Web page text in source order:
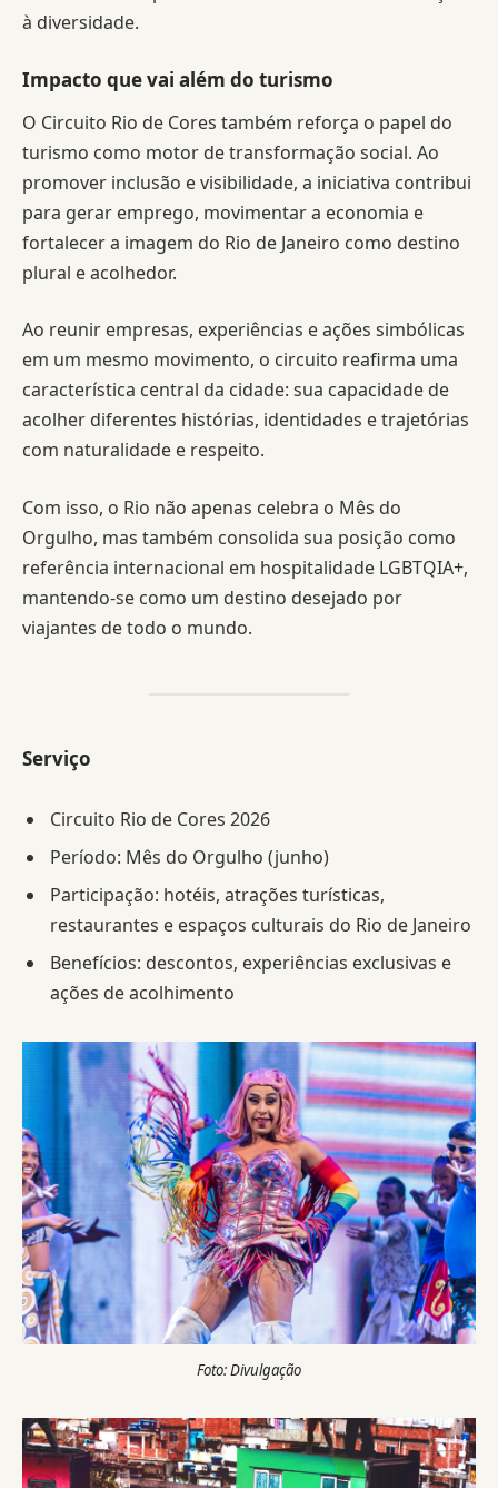
à diversidade.
Impacto que vai além do turismo
O Circuito Rio de Cores também reforça o papel do
turismo como motor de transformação social. Ao
promover inclusão e visibilidade, a iniciativa contribui
para gerar emprego, movimentar a economia e
fortalecer a imagem do Rio de Janeiro como destino
plural e acolhedor.
Ao reunir empresas, experiências e ações simbólicas
em um mesmo movimento, o circuito reafirma uma
característica central da cidade: sua capacidade de
acolher diferentes histórias, identidades e trajetórias
com naturalidade e respeito.
Com isso, o Rio não apenas celebra o Mês do
Orgulho, mas também consolida sua posição como
referência internacional em hospitalidade LGBTQIA+,
mantendo-se como um destino desejado por
viajantes de todo o mundo.
Serviço
Circuito Rio de Cores 2026
Período: Mês do Orgulho (junho)
Participação: hotéis, atrações turísticas,
restaurantes e espaços culturais do Rio de Janeiro
Benefícios: descontos, experiências exclusivas e
ações de acolhimento
Foto: Divulgação